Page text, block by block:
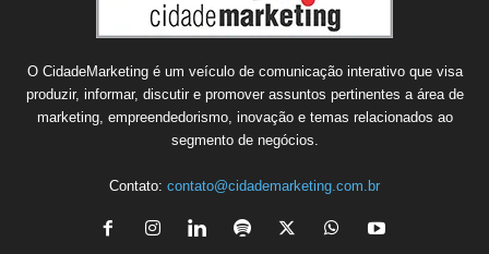
O CidadeMarketing é um veículo de comunicação interativo que visa
produzir, informar, discutir e promover assuntos pertinentes a área de
marketing, empreendedorismo, inovação e temas relacionados ao
segmento de negócios.
Contato: contato@cidademarketing.com.br